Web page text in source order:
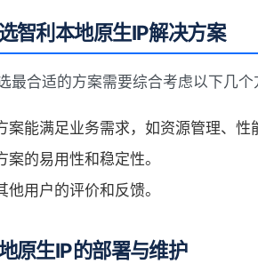
智利本地原生IP解决方案
最合适的方案需要综合考虑以下几个
案能满足业务需求，如资源管理、性
案的易用性和稳定性。
他用户的评价和反馈。
原生IP的部署与维护